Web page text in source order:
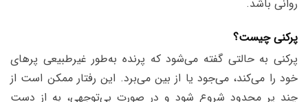
روانی باشد.
پرکنی چیست؟
پرکنی به حالتی گفته می‌شود که پرنده به‌طور غیرطبیعی پرهای
خود را می‌کند، می‌جود یا از بین می‌برد. این رفتار ممکن است از
چند پر محدود شروع شود و در صورت بی‌توجهی، به از دست